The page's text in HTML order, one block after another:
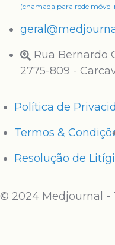
(chamada para rede móvel
Rua Bernardo
2775-809 -
Política de
Termos &
Resolução de
© 2024 Medjournal -